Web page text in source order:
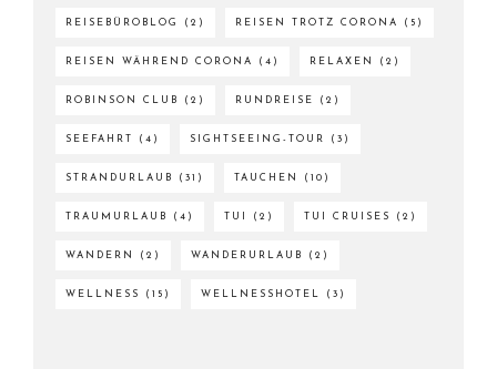
REISEBÜROBLOG (2) REISEN TROTZ CORONA (5)
REISEN WÄHREND CORONA (4) RELAXEN (2)
ROBINSON CLUB (2) RUNDREISE (2)
SEEFAHRT (4) SIGHTSEEING-TOUR (3)
STRANDURLAUB (31) TAUCHEN (10)
TRAUMURLAUB (4) TUI (2) TUI CRUISES (2)
WANDERN (2) WANDERURLAUB (2)
WELLNESS (15) WELLNESSHOTEL (3)